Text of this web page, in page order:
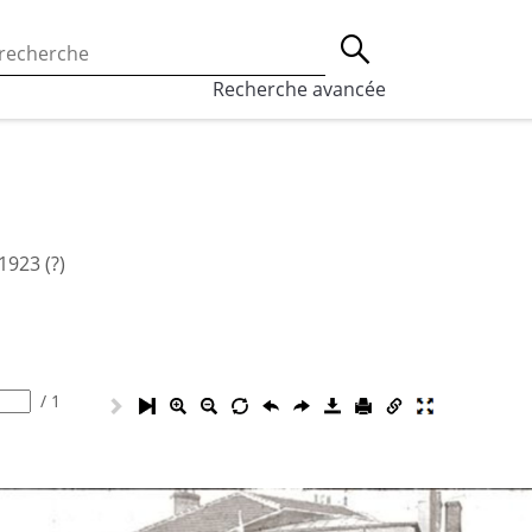
l’utilisation des cookies, qui sont utilisés à des fins de
sociaux.
Recherche avancée
(?)
/ 1